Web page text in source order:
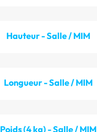
Hauteur - Salle / MIM
Longueur - Salle / MIM
Poids (4 kg) - Salle / MIM